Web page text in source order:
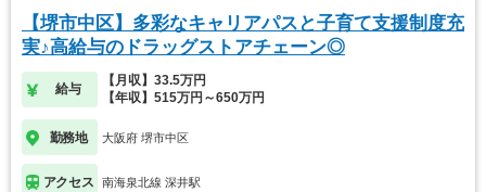
【堺市中区】多彩なキャリアパスと子育て支援制度充
実♪高給与のドラッグストアチェーン◎
給与
【月収】33.5万円
【年収】515万円～650万円
勤務地 大阪府 堺市中区
アクセス 南海泉北線 深井駅